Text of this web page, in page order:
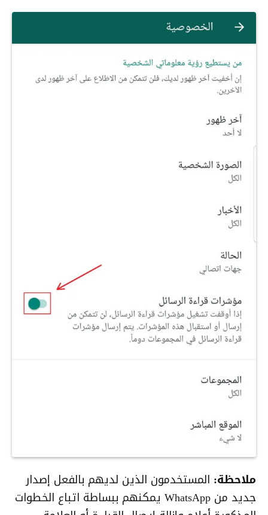
ملاحظة: المستخدمون الذين لديهم بالفعل إصدار
جديد من WhatsApp يمكنهم ببساطة اتباع الخطوات